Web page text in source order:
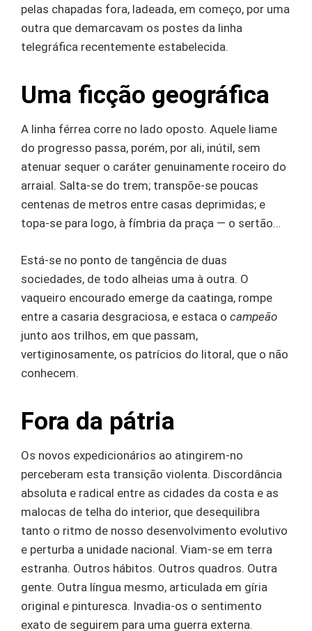
pelas chapadas fora, ladeada, em começo, por uma
outra que demarcavam os postes da linha
telegráfica recentemente estabelecida.
Uma ficção geográfica
A linha férrea corre no lado oposto. Aquele liame
do progresso passa, porém, por ali, inútil, sem
atenuar sequer o caráter genuinamente roceiro do
arraial. Salta-se do trem; transpõe-se poucas
centenas de metros entre casas deprimidas; e
topa-se para logo, à fímbria da praça — o sertão…
Está-se no ponto de tangência de duas
sociedades, de todo alheias uma à outra. O
vaqueiro encourado emerge da caatinga, rompe
entre a casaria desgraciosa, e estaca o campeão
junto aos trilhos, em que passam,
vertiginosamente, os patrícios do litoral, que o não
conhecem.
Fora da pátria
Os novos expedicionários ao atingirem-no
perceberam esta transição violenta. Discordância
absoluta e radical entre as cidades da costa e as
malocas de telha do interior, que desequilibra
tanto o ritmo de nosso desenvolvimento evolutivo
e perturba a unidade nacional. Viam-se em terra
estranha. Outros hábitos. Outros quadros. Outra
gente. Outra língua mesmo, articulada em gíria
original e pinturesca. Invadia-os o sentimento
exato de seguirem para uma guerra externa.